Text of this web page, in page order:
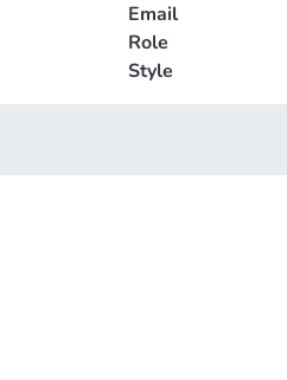
Email
Role
Style